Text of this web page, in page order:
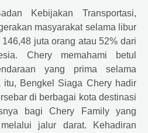
Kebijakan Transportasi,
masyarakat selama libur
juta orang atau 52% dari
Cherymemahami betul
yang prima selama
itu, Bengkel Siaga Cheryhadir
di berbagai kota destinasi
bagiChery Family yang
jalur darat. Kehadiran